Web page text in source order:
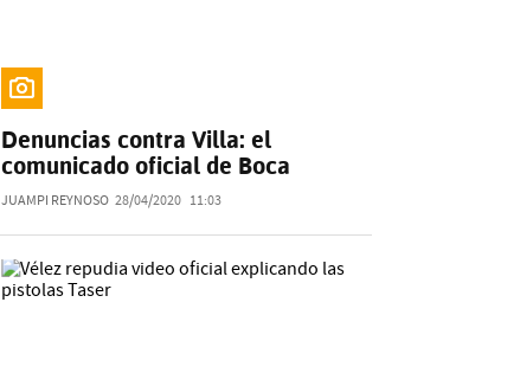
Denuncias contra Villa: el
comunicado oficial de Boca
JUAMPI REYNOSO 28/04/2020 11:03